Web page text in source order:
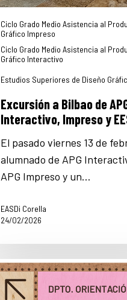
Ciclo Grado Medio Asistencia al
Gráfico Impreso
Ciclo Grado Medio Asistencia al
Gráfico Interactivo
Estudios Superiores de Diseño
Excursión a Bilbao de
Interactivo, Impreso y
El pasado viernes 13 de
alumnado de APG
APG Impreso y un…
EASDi Corella
24/02/2026